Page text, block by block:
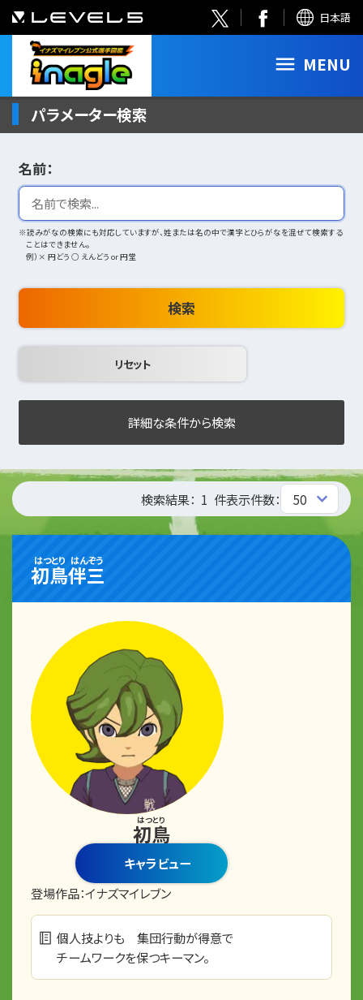
日本語
MENU
パラメーター検索
名前：
※読みがなの検索にも対応していますが、姓または名の中で漢字とひらがなを混ぜて検索する
ことはできません。
例）× 円どう ○ えんどう or 円堂
検索
詳細な条件から検索
検索結果： 1 件表示件数：
初鳥
はつとり
伴三
はんぞう
初鳥
はつとり
キャラビュー
登場作品：イナズマイレブン
個人技よりも 集団行動が得意で
チームワークを保つキーマン。